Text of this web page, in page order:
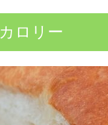
ロリー